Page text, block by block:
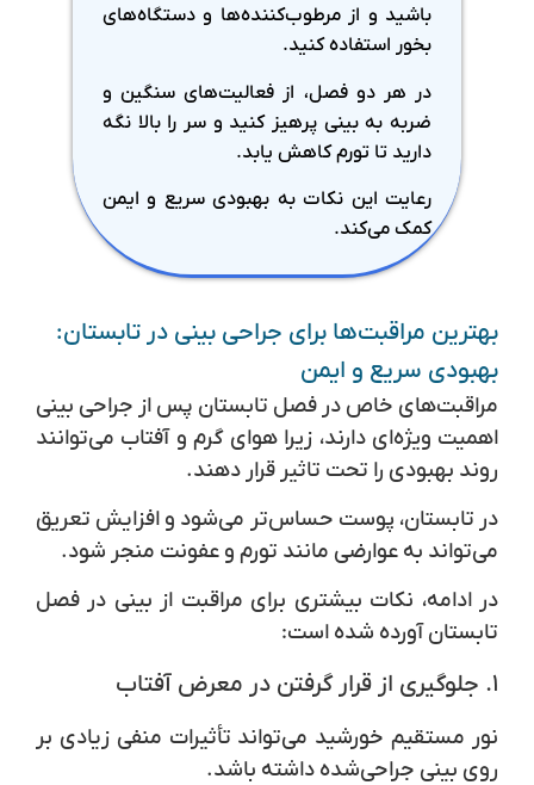
باشید و از مرطوب‌کننده‌ها و دستگاه‌های
بخور استفاده کنید.
در هر دو فصل، از فعالیت‌های سنگین و
ضربه به بینی پرهیز کنید و سر را بالا نگه
دارید تا تورم کاهش یابد.
رعایت این نکات به بهبودی سریع و ایمن
کمک می‌کند.
بهترین مراقبت‌ها برای جراحی بینی در تابستان:
بهبودی سریع و ایمن
مراقبت‌های خاص در فصل تابستان پس از جراحی بینی
اهمیت ویژه‌ای دارند، زیرا هوای گرم و آفتاب می‌توانند
روند بهبودی را تحت تاثیر قرار دهند.
در تابستان، پوست حساس‌تر می‌شود و افزایش تعریق
می‌تواند به عوارضی مانند تورم و عفونت منجر شود.
در ادامه، نکات بیشتری برای مراقبت از بینی در فصل
تابستان آورده شده است:
نور مستقیم خورشید می‌تواند تأثیرات منفی زیادی بر
روی بینی جراحی‌شده داشته باشد.